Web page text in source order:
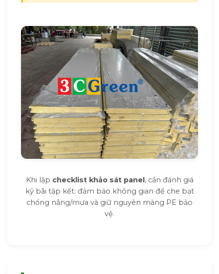
Khi lập checklist khảo sát panel, cần đánh giá
kỹ bãi tập kết: đảm bảo không gian để che bạt
chống nắng/mưa và giữ nguyên màng PE bảo
vệ.